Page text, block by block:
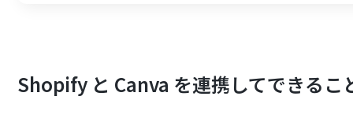
Shopify と Canva を連携してできるこ